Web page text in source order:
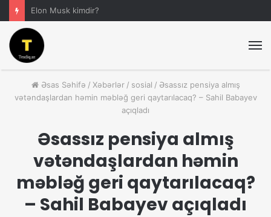
Anar Əliyev Kimdir?
Əsas Səhifə / Xəbərlər / sosial / Əsassız pensiya almış
vətəndaşlardan həmin məbləğ geri qaytarılacaq? – Sahil Babayev
açıqladı
Əsassız pensiya almış
vətəndaşlardan həmin
məbləğ geri qaytarılacaq?
– Sahil Babayev açıqladı